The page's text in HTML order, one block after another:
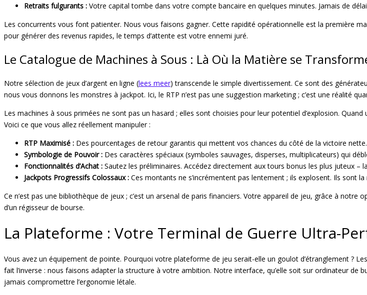
Retraits fulgurants : Votre capital tombe dans votre compte bancaire en quelques minutes. Jamais de
Les concurrents vous font patienter. Nous vous faisons gagner. Cette rapidité opérationnelle est la première
pour générer des revenus rapides, le temps d’attente est votre ennemi juré.
Le Catalogue de Machines à Sous : Là Où la Matière se
Notre sélection de jeux d’argent en ligne (lees meer) transcende le simple divertissement. Ce sont des
nous vous donnons les monstres à jackpot. Ici, le RTP n’est pas une suggestion marketing ; c’est une réalité
Les machines à sous primées ne sont pas un hasard ; elles sont choisies pour leur potentiel d’explosion.
Voici ce que vous allez réellement manipuler :
RTP Maximisé : Des pourcentages de retour garantis qui mettent vos chances du côté de la victoire nette.
Symbologie de Pouvoir : Des caractères spéciaux (symboles sauvages, disperses, multiplicateurs) qui
Fonctionnalités d’Achat : Sautez les préliminaires. Accédez directement aux tours bonus les plus juteux –
Jackpots Progressifs Colossaux : Ces montants ne s’incrémentent pas lentement ; ils explosent. Ils sont
Ce n’est pas une bibliothèque de jeux ; c’est un arsenal de paris financiers. Votre appareil de jeu, grâce à
d’un régisseur de bourse.
La Plateforme : Votre Terminal de Guerre Ultra-
Vous avez un équipement de pointe. Pourquoi votre plateforme de jeu serait-elle un goulot d’étranglement ?
fait l’inverse : nous faisons adapter la structure à votre ambition. Notre interface, qu’elle soit sur ordinateur
jamais compromettre l’ergonomie létale.